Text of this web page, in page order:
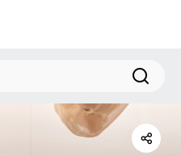
공